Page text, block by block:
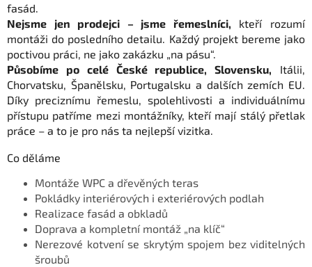
fasád.
Nejsme jen prodejci – jsme řemeslníci, kteří rozumí
montáži do posledního detailu. Každý projekt bereme jako
poctivou práci, ne jako zakázku „na pásu“.
Působíme po celé České republice, Slovensku, Itálii,
Chorvatsku, Španělsku, Portugalsku a dalších zemích EU.
Díky preciznímu řemeslu, spolehlivosti a individuálnímu
přístupu patříme mezi montážníky, kteří mají stálý přetlak
práce – a to je pro nás ta nejlepší vizitka.
Co děláme
Montáže WPC a dřevěných teras
Pokládky interiérových i exteriérových podlah
Realizace fasád a obkladů
Doprava a kompletní montáž „na klíč“
Nerezové kotvení se skrytým spojem bez viditelných
šroubů